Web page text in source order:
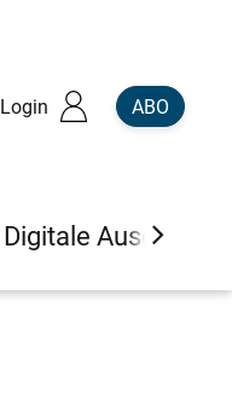
Login ABO
Digitale Ausgaben